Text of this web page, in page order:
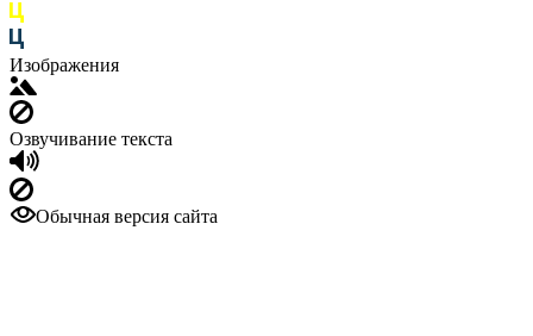
Изображения
Озвучивание текста
Обычная версия сайта